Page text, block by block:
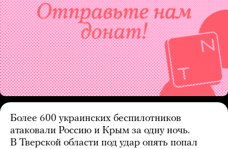
Более 600 украинских беспилотников
атаковали Россию и Крым за одну ночь.
В Тверской области под удар опять попал